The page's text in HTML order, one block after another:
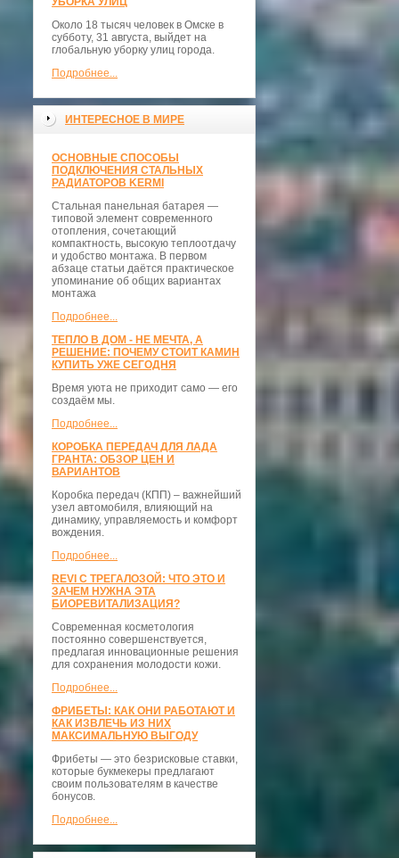
Около 18 тысяч человек в Омске в
субботу, 31 августа, выйдет на
глобальную уборку улиц города.
Подробнее...
ИНТЕРЕСНОЕ В МИРЕ
ОСНОВНЫЕ СПОСОБЫ
ПОДКЛЮЧЕНИЯ СТАЛЬНЫХ
РАДИАТОРОВ KERMI
Стальная панельная батарея —
типовой элемент современного
отопления, сочетающий
компактность, высокую теплоотдачу
и удобство монтажа. В первом
абзаце статьи даётся практическое
упоминание об общих вариантах
монтажа
Подробнее...
ТЕПЛО В ДОМ - НЕ МЕЧТА, А
РЕШЕНИЕ: ПОЧЕМУ СТОИТ КАМИН
КУПИТЬ УЖЕ СЕГОДНЯ
Время уюта не приходит само — его
создаём мы.
Подробнее...
КОРОБКА ПЕРЕДАЧ ДЛЯ ЛАДА
ГРАНТА: ОБЗОР ЦЕН И
ВАРИАНТОВ
Коробка передач (КПП) – важнейший
узел автомобиля, влияющий на
динамику, управляемость и комфорт
вождения.
Подробнее...
REVI С ТРЕГАЛОЗОЙ: ЧТО ЭТО И
ЗАЧЕМ НУЖНА ЭТА
БИОРЕВИТАЛИЗАЦИЯ?
Современная косметология
постоянно совершенствуется,
предлагая инновационные решения
для сохранения молодости кожи.
Подробнее...
ФРИБЕТЫ: КАК ОНИ РАБОТАЮТ И
КАК ИЗВЛЕЧЬ ИЗ НИХ
МАКСИМАЛЬНУЮ ВЫГОДУ
Фрибеты — это безрисковые ставки,
которые букмекеры предлагают
своим пользователям в качестве
бонусов.
Подробнее...